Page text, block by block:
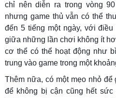
chỉ nên diễn ra trong vòng
nhưng game thủ vẫn có thể
đến 5 tiếng một ngày, với
giữa những lần chơi không ít
cơ thể có thể hoạt động như
trung vào game trong một
Thêm nữa, có một mẹo nhỏ để
để không bị cận cũng hết